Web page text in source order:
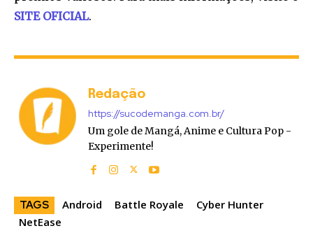
SITE OFICIAL.
Redação
https://sucodemanga.com.br/
Um gole de Mangá, Anime e Cultura Pop -
Experimente!
TAGS Android Battle Royale
Cyber Hunter
NetEase